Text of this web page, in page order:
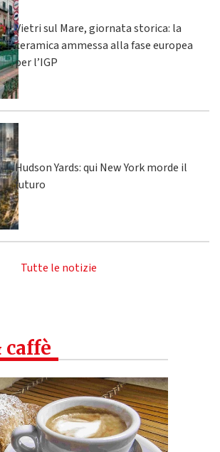
Vietri sul Mare, giornata storica: la
ceramica ammessa alla fase europea
per l’IGP
Hudson Yards: qui New York morde il
futuro
Tutte le notizie
caffè